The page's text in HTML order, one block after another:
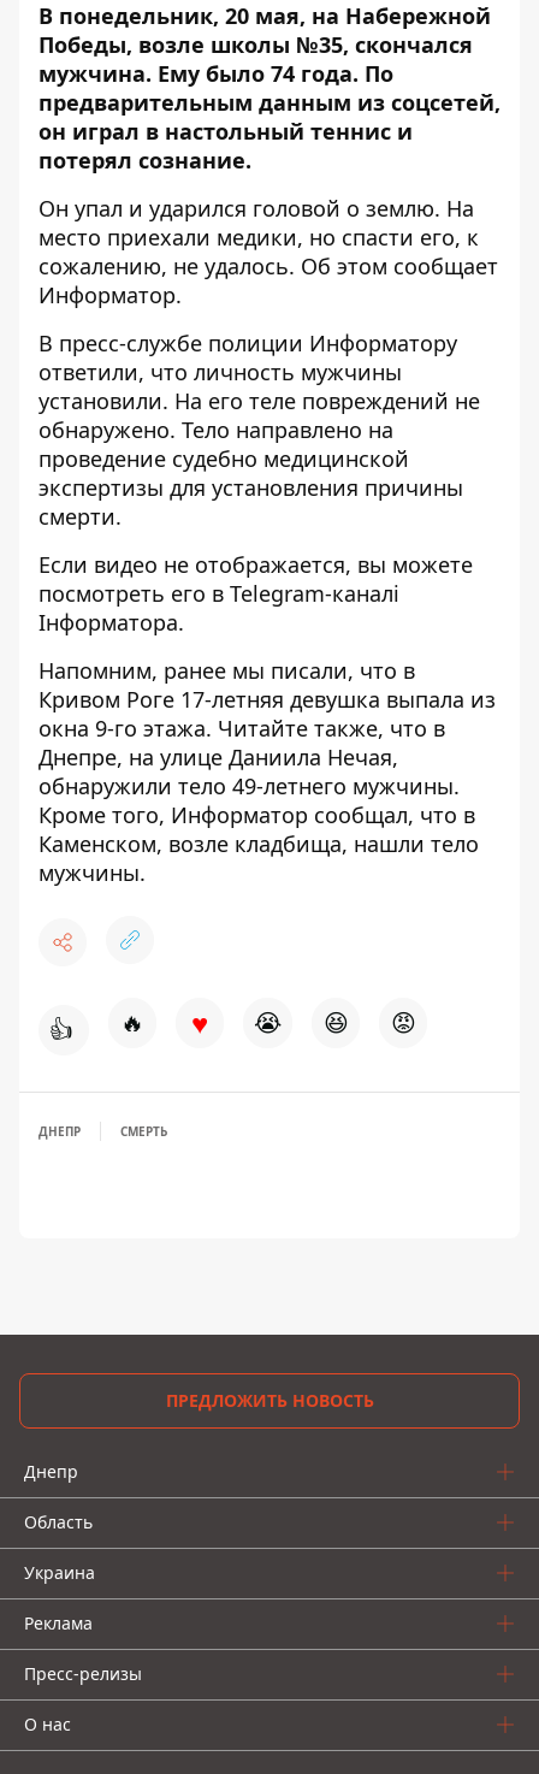
В понедельник, 20 мая, на Набережной
Победы, возле школы №35, скончался
мужчина. Ему было 74 года. По
предварительным данным из соцсетей,
он играл в настольный теннис и
потерял сознание.
Он упал и ударился головой о землю. На
место приехали медики, но спасти его, к
сожалению, не удалось. Об этом сообщает
Информатор.
В пресс-службе полиции Информатору
ответили, что личность мужчины
установили. На его теле повреждений не
обнаружено. Тело направлено на
проведение судебно медицинской
экспертизы для установления причины
смерти.
Если видео не отображается, вы можете
посмотреть его в Telegram-каналі
Інформатора.
Напомним, ранее мы писали, что в
Кривом Роге 17-летняя девушка выпала из
окна 9-го этажа. Читайте также, что в
Днепре, на улице Даниила Нечая,
обнаружили тело 49-летнего мужчины.
Кроме того, Информатор сообщал, что в
Каменском, возле кладбища, нашли тело
мужчины.
👍 🔥 ♥ 😭 😆 😡
ДНЕПР СМЕРТЬ
ПРЕДЛОЖИТЬ НОВОСТЬ
Днепр
Область
Украина
Реклама
Пресс-релизы
О нас